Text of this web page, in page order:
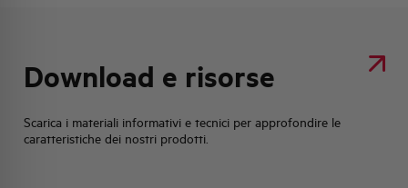
Download e risorse
Scarica i materiali informativi e tecnici per approfondire le
caratteristiche dei nostri prodotti.